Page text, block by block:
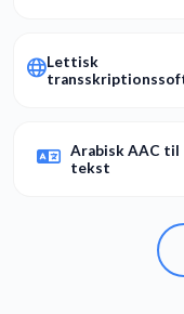
Lettisk
Arabisk AAC til
tekst